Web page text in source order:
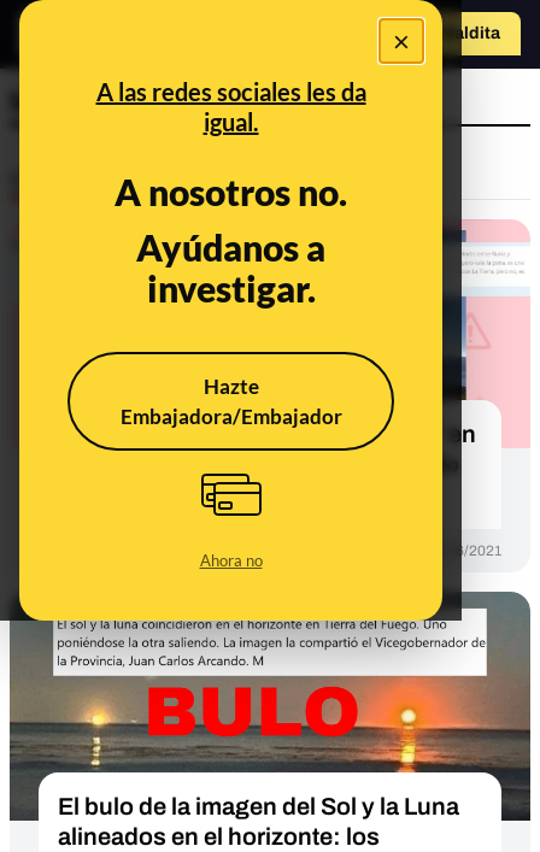
×
A las redes sociales les da
igual.
A nosotros no.
Ayúdanos a
investigar.
Hazte
Embajadora/Embajador
Ahora no
Hazte Maldit o
a
fenómeno
No, este vídeo de una luna gigante ‘en
01/06/2021
El bulo de la imagen del Sol y la Luna
alineados en el horizonte: los